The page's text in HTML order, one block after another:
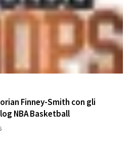
Finney-Smith con gli
NBA Basketball